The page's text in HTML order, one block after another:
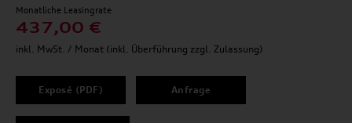
Monatliche Leasingrate
437,00 €
inkl. MwSt. / Monat (inkl. Überführung zzgl. Zulassung)
Exposé (PDF) Anfrage